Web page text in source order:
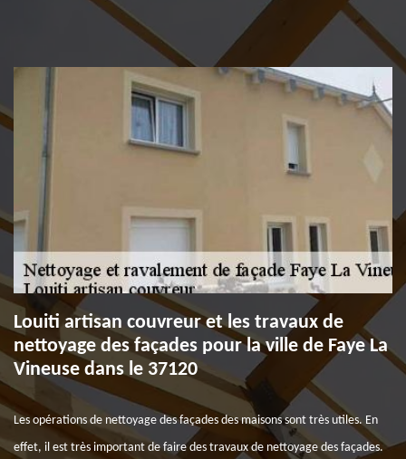
Louiti artisan couvreur et les travaux de
nettoyage des façades pour la ville de Faye La
Vineuse dans le 37120
Les opérations de nettoyage des façades des maisons sont très utiles. En
effet, il est très important de faire des travaux de nettoyage des façades.